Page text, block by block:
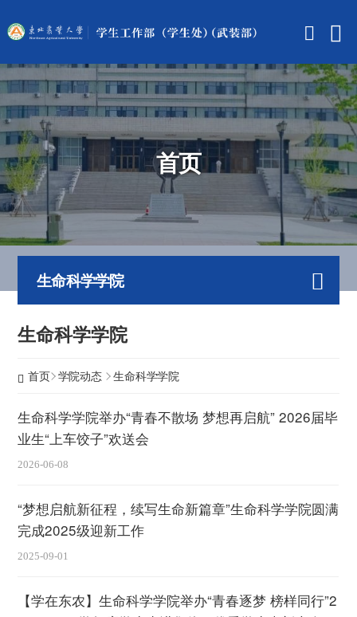
首页
生命科学学院
生命科学学院
首页 学院动态 生命科学学院
生命科学学院举办“青春不散场 梦想再启航” 2026届毕
业生“上车饺子”欢送会
2026-06-08
“梦想启航新征程，续写生命新篇章”生命科学学院圆满
完成2025级迎新工作
2025-09-01
【学在东农】生命科学学院举办“青春逐梦 榜样同行”2